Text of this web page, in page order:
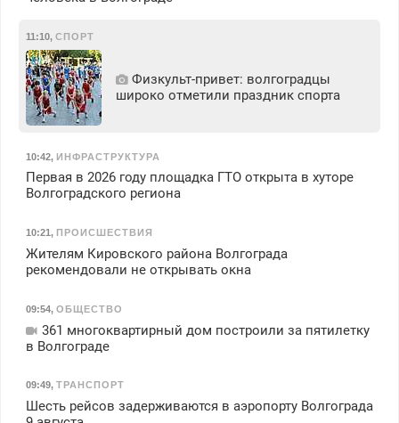
11:10, СПОРТ
Физкульт‑привет: волгоградцы
широко отметили праздник спорта
10:42, ИНФРАСТРУКТУРА
Первая в 2026 году площадка ГТО открыта в хуторе
Волгоградского региона
10:21 , ПРОИСШЕСТВИЯ
Жителям Кировского района Волгограда
рекомендовали не открывать окна
09:54, ОБЩЕСТВО
361 многоквартирный дом построили за пятилетку
в Волгограде
09:49, ТРАНСПОРТ
Шесть рейсов задерживаются в аэропорту Волгограда